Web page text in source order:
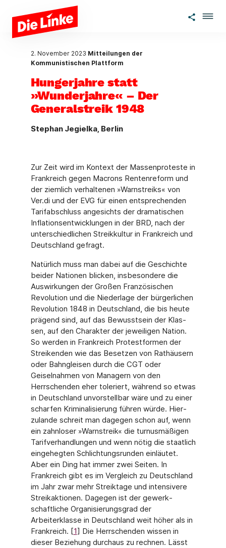
Zum Hauptinhalt springen
2. November 2023 Mitteilungen der
Kommunistischen Plattform
Hungerjahre statt
»Wunderjahre« – Der
Generalstreik 1948
Stephan Jegielka, Berlin
Zur Zeit wird im Kontext der Massenproteste in
Frankreich gegen Macrons Rentenreform und
der ziemlich verhaltenen »Warnstreiks« von
Ver.di und der EVG für einen entsprechen­den
Tarifabschluss angesichts der dramatischen
Inflationsentwicklungen in der BRD, nach der
unterschiedlichen Streikkultur in Frankreich und
Deutschland gefragt.
Natürlich muss man dabei auf die Geschichte
beider Nationen blicken, insbesondere die
Auswirkungen der Großen Französischen
Revolution und die Niederlage der bürgerlichen
Revolution 1848 in Deutschland, die bis heute
prägend sind, auf das Bewusstsein der Klas­
sen, auf den Charakter der jeweiligen Nation.
So werden in Frankreich Protestformen der
Streikenden wie das Besetzen von Rathäusern
oder Bahngleisen durch die CGT oder
Geiselnahmen von Managern von den
Herrschenden eher toleriert, während so etwas
in Deutschland unvorstellbar wäre und zu einer
scharfen Kriminalisierung führen würde. Hier­
zulande schreit man dagegen schon auf, wenn
ein zahnloser »Warnstreik« die turnusmäßi­gen
Tarifverhandlungen und wenn nötig die staatlich
eingehegten Schlichtungsrunden ein­läutet.
Aber ein Ding hat immer zwei Seiten. In
Frankreich gibt es im Vergleich zu Deutsch­land
im Jahr zwar mehr Streiktage und intensivere
Streikaktionen. Dagegen ist der gewerk­
schaftliche Organisierungsgrad der
Arbeiterklasse in Deutschland weit höher als in
Frank­reich. [1] Die Herrschenden wissen in
dieser Beziehung durchaus zu rechnen. Lässt